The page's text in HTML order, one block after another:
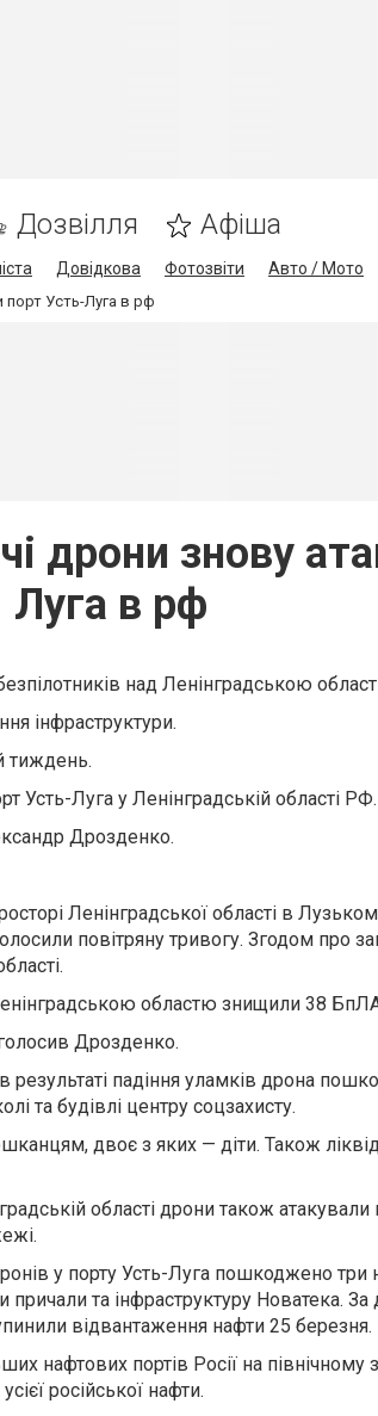
Дозвілля Афіша
Довідкова Фотозвіти Авто / Мото
порт Усть-Луга в рф
дрони знову
Луга в рф
над Ленінградською
інфраструктури.
тиждень.
Усть-Луга у Ленінградській області РФ.
Дрозденко.
Ленінградської області в
повітряну тривогу. Згодом про
областю знищили 38
Дрозденко.
падіння уламків дрона
та будівлі центру соцзахисту.
двоє з яких — діти. Також
області дрони також атакували
у порту Усть-Луга пошкоджено три
причали та інфраструктуру Новатека.
відвантаження нафти 25 березня.
нафтових портів Росії на північному
російської нафти.